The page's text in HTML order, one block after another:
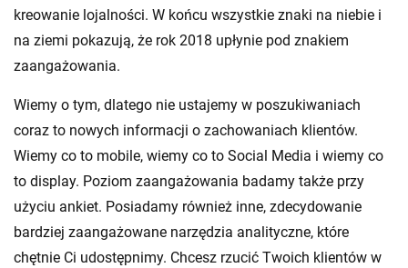
kreowanie lojalności. W końcu wszystkie znaki na niebie i
na ziemi pokazują, że rok 2018 upłynie pod znakiem
zaangażowania.
Wiemy o tym, dlatego nie ustajemy w poszukiwaniach
coraz to nowych informacji o zachowaniach klientów.
Wiemy co to mobile, wiemy co to Social Media i wiemy co
to display. Poziom zaangażowania badamy także przy
użyciu ankiet. Posiadamy również inne, zdecydowanie
bardziej zaangażowane narzędzia analityczne, które
chętnie Ci udostępnimy. Chcesz rzucić Twoich klientów w